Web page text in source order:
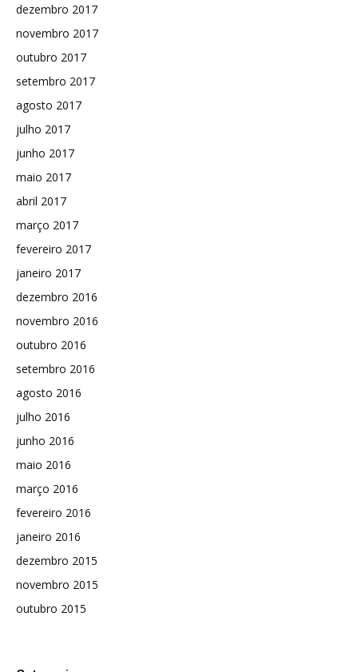
dezembro 2017
novembro 2017
outubro 2017
setembro 2017
agosto 2017
julho 2017
junho 2017
maio 2017
abril 2017
março 2017
fevereiro 2017
janeiro 2017
dezembro 2016
novembro 2016
outubro 2016
setembro 2016
agosto 2016
julho 2016
junho 2016
maio 2016
março 2016
fevereiro 2016
janeiro 2016
dezembro 2015
novembro 2015
outubro 2015